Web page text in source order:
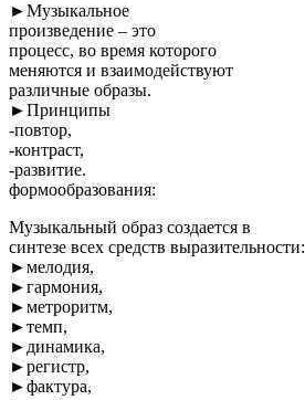
►Музыкальное
произведение – это
процесс, во время которого
меняются и взаимодействуют
различные образы.
►Принципы
-повтор,
-контраст,
-развитие.
формообразования:
Музыкальный образ создается в
синтезе всех средств выразительности:
►мелодия,
►гармония,
►метроритм,
►темп,
►динамика,
►регистр,
►фактура,